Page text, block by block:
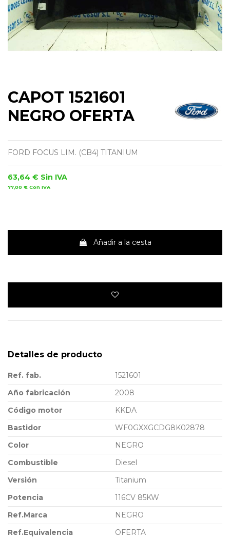
CAPOT 1521601
NEGRO OFERTA
FORD FOCUS LIM. (CB4) TITANIUM
63,64 € Sin IVA
77,00 € Con IVA
Añadir a la cesta
Detalles de producto
Ref. fab.
1521601
Año fabricación
2008
Código motor
KKDA
Bastidor
WF0GXXGCDG8K02878
Color
NEGRO
Combustible
Diesel
Versión
Titanium
Potencia
116CV 85KW
Ref.Marca
NEGRO
Ref.Equivalencia
OFERTA